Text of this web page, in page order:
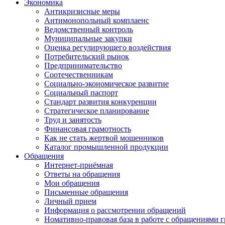
Экономика
Антикризисные меры
Антимонопольный комплаенс
Ведомственный контроль
Муниципальные закупки
Оценка регулирующего воздействия
Потребительский рынок
Предпринимательство
Соотечественникам
Социально-экономическое развитие
Социальный паспорт
Стандарт развития конкуренции
Стратегическое планирование
Труд и занятость
Финансовая грамотность
Как не стать жертвой мошенников
Каталог промышленной продукции
Обращения
Интернет-приёмная
Ответы на обращения
Мои обращения
Письменные обращения
Личный прием
Информация о рассмотрении обращений
Номативно-правовая база в работе с обращениями